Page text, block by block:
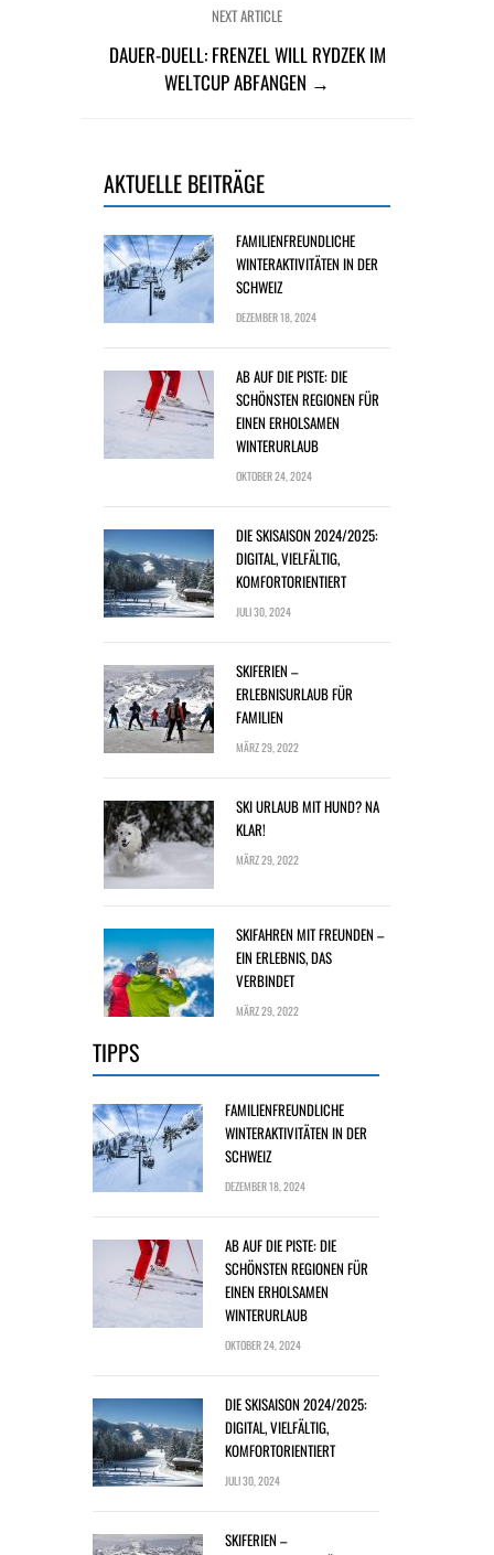
NEXT ARTICLE
DAUER-DUELL: FRENZEL WILL RYDZEK IM
WELTCUP ABFANGEN →
AKTUELLE BEITRÄGE
FAMILIENFREUNDLICHE
WINTERAKTIVITÄTEN IN DER
SCHWEIZ
DEZEMBER 18, 2024
AB AUF DIE PISTE: DIE
SCHÖNSTEN REGIONEN FÜR
EINEN ERHOLSAMEN
WINTERURLAUB
OKTOBER 24, 2024
DIE SKISAISON 2024/2025:
DIGITAL, VIELFÄLTIG,
KOMFORTORIENTIERT
JULI 30, 2024
SKIFERIEN –
ERLEBNISURLAUB FÜR
FAMILIEN
MÄRZ 29, 2022
SKI URLAUB MIT HUND? NA
KLAR!
MÄRZ 29, 2022
SKIFAHREN MIT FREUNDEN –
EIN ERLEBNIS, DAS
VERBINDET
MÄRZ 29, 2022
TIPPS
FAMILIENFREUNDLICHE
WINTERAKTIVITÄTEN IN DER
SCHWEIZ
DEZEMBER 18, 2024
AB AUF DIE PISTE: DIE
SCHÖNSTEN REGIONEN FÜR
EINEN ERHOLSAMEN
WINTERURLAUB
OKTOBER 24, 2024
DIE SKISAISON 2024/2025:
DIGITAL, VIELFÄLTIG,
KOMFORTORIENTIERT
JULI 30, 2024
SKIFERIEN –